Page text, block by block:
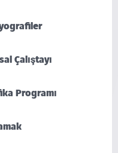
Çalıştayı
Programı